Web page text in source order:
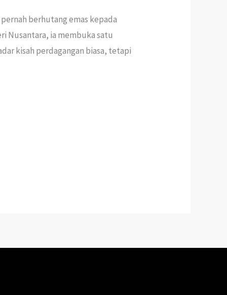
berhutang emas kepada
Nusantara, ia membuka satu
kisah perdagangan biasa, tetapi